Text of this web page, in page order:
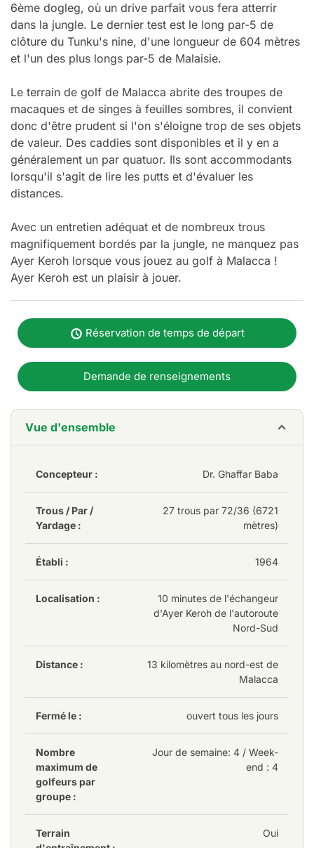
6ème dogleg, où un drive parfait vous fera atterrir
dans la jungle. Le dernier test est le long par-5 de
clôture du Tunku's nine, d'une longueur de 604 mètres
et l'un des plus longs par-5 de Malaisie.
Le terrain de golf de Malacca abrite des troupes de
macaques et de singes à feuilles sombres, il convient
donc d'être prudent si l'on s'éloigne trop de ses objets
de valeur. Des caddies sont disponibles et il y en a
généralement un par quatuor. Ils sont accommodants
lorsqu'il s'agit de lire les putts et d'évaluer les
distances.
Avec un entretien adéquat et de nombreux trous
magnifiquement bordés par la jungle, ne manquez pas
Ayer Keroh lorsque vous jouez au golf à Malacca !
Ayer Keroh est un plaisir à jouer.
Réservation de temps de départ
Demande de renseignements
Vue d'ensemble
Concepteur : Dr. Ghaffar Baba
Trous / Par /
Yardage :
27 trous par 72/36 (6721
mètres)
Établi : 1964
Localisation :
10 minutes de l'échangeur
d'Ayer Keroh de l'autoroute
Nord-Sud
Distance :
13 kilomètres au nord-est de
Malacca
Fermé le : ouvert tous les jours
Nombre
maximum de
golfeurs par
groupe :
Jour de semaine: 4 / Week-
end : 4
Terrain
Oui